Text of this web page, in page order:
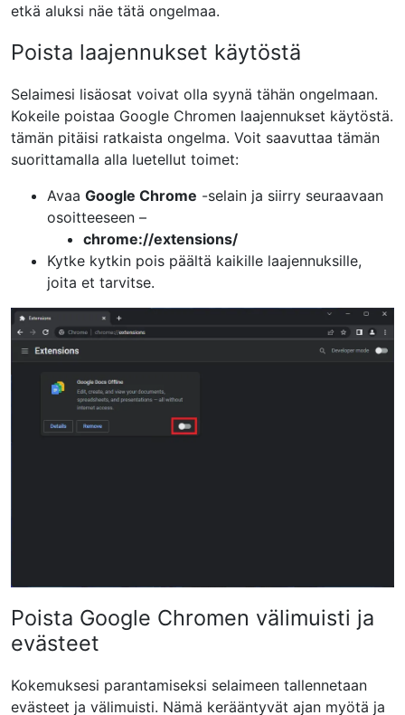
etkä aluksi näe tätä ongelmaa.
Poista laajennukset käytöstä
Selaimesi lisäosat voivat olla syynä tähän ongelmaan.
Kokeile poistaa Google Chromen laajennukset käytöstä.
tämän pitäisi ratkaista ongelma. Voit saavuttaa tämän
suorittamalla alla luetellut toimet:
Avaa Google Chrome -selain ja siirry seuraavaan
osoitteeseen –
chrome://extensions/
Kytke kytkin pois päältä kaikille laajennuksille,
joita et tarvitse.
Poista Google Chromen välimuisti ja
evästeet
Kokemuksesi parantamiseksi selaimeen tallennetaan
evästeet ja välimuisti. Nämä kerääntyvät ajan myötä ja